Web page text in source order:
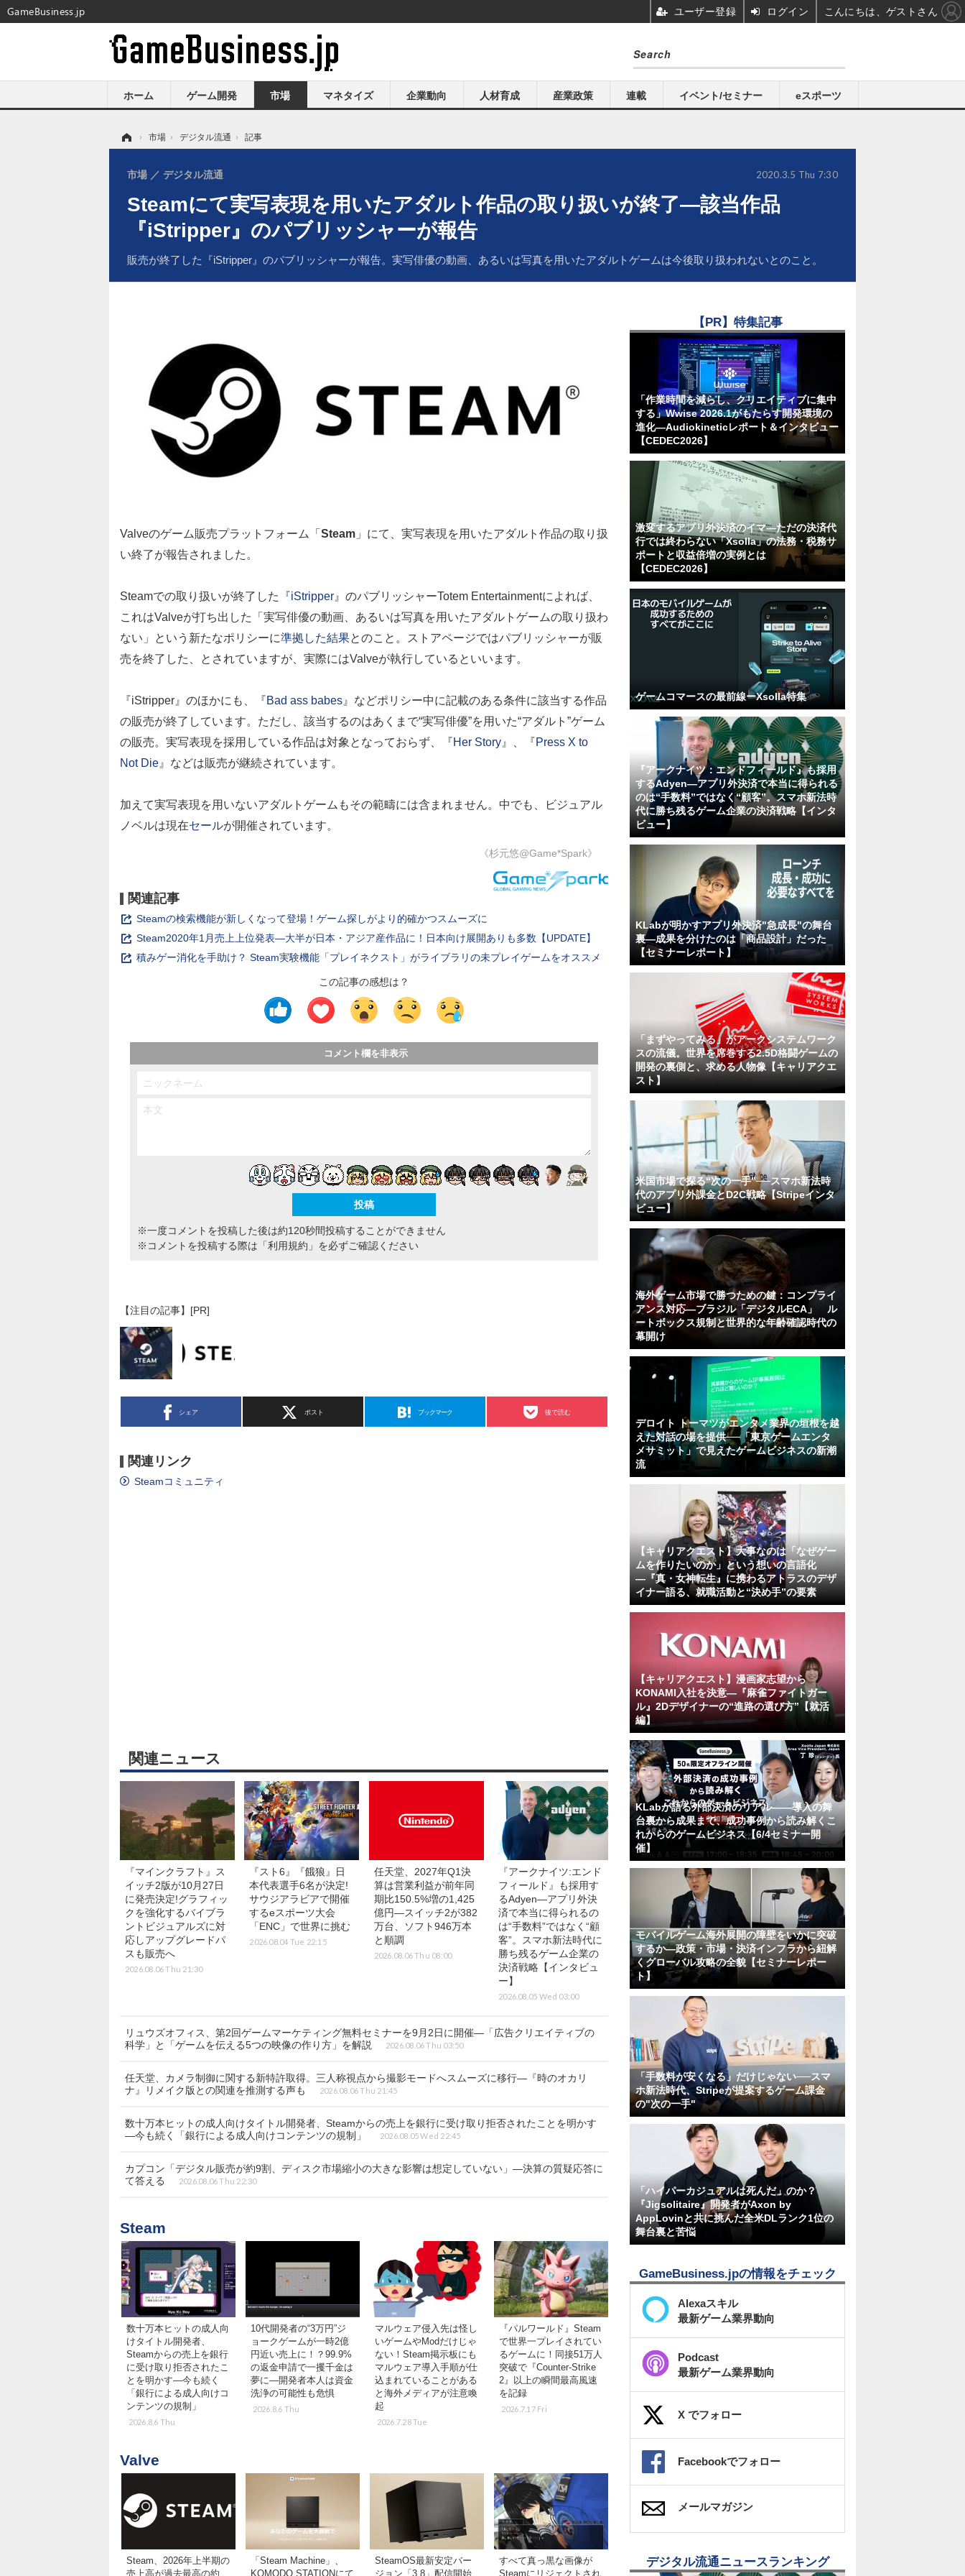
ホーム ゲーム開発 市場 マネタイズ 企業動向 人材育成 産業政策 連載 イベント/セミナー eスポーツ
› 市場 › デジタル流通 › 記事
Steamにて実写表現を用いたアダルト作品の取り扱いが終了―該当作品
『iStripper』のパブリッシャーが報告
販売が終了した『iStripper』のパブリッシャーが報告。実写俳優の動画、あるいは写真を用いたアダルトゲームは今後取り扱われないとのこと。
市場 デジタル流通 2020.3.5 Thu 7:30
Valveのゲーム販売プラットフォーム「Steam 」にて、実写表現を用いたアダルト作品の取り扱
い終了が報告されました。
Steamでの取り扱いが終了した『iStripper 』のパブリッシャーTotem Entertainmentによれば、
これはValveが打ち出した「実写俳優の動画、あるいは写真を用いたアダルトゲームの取り扱わ
ない」という新たなポリシーに準拠した結果とのこと。ストアページではパブリッシャーが販
売を終了した、とされていますが、実際にはValveが執行しているといいます。
『iStripper』のほかにも、『Bad ass babes 』などポリシー中に記載のある条件に該当する作品
の販売が終了しています。ただし、該当するのはあくまで“実写俳優”を用いた“アダルト”ゲーム
の販売。実写表現を採用している作品は対象となっておらず、『Her Story 』、『Press X to
Not Die 』などは販売が継続されています。
加えて実写表現を用いないアダルトゲームもその範疇には含まれません。中でも、ビジュアル
ノベルは現在セールが開催されています。
《杉元悠@Game*Spark》
関連記事
Steamの検索機能が新しくなって登場！ゲーム探しがより的確かつスムーズに
Steam2020年1月売上上位発表―大半が日本・アジア産作品に！日本向け展開ありも多数【UPDATE】
積みゲー消化を手助け？ Steam実験機能「プレイネクスト」がライブラリの未プレイゲームをオススメ
この記事の感想は？
コメント欄を非表示
※一度コメントを投稿した後は約120秒間投稿することができません
※コメントを投稿する際は 「利用規約」 を必ずご確認ください
【注目の記事】[PR]
シェア ポスト ブックマーク 後で読む
関連リンク
Steamコミュニティ
関連ニュース
『マインクラフト』ス
イッチ2版が10月27日
に発売決定!グラフィッ
クを強化するバイブラ
ントビジュアルズに対
応しアップグレードパ
スも販売へ
2026.08.06 Thu 21:30
『スト6』『餓狼』日
本代表選手6名が決定!
サウジアラビアで開催
するeスポーツ大会
「ENC」で世界に挑む
2026.08.04 Tue 22:15
任天堂、2027年Q1決
算は営業利益が前年同
期比150.5%増の1,425
億円―スイッチ2が382
万台、ソフト946万本
と順調
2026.08.06 Thu 08:00
『アークナイツ:エンド
フィールド』も採用す
るAdyen―アプリ外決
済で本当に得られるの
は“手数料”ではなく“顧
客”。スマホ新法時代に
勝ち残るゲーム企業の
決済戦略【インタビュ
ー】
2026.08.05 Wed 03:00
リュウズオフィス、第2回ゲームマーケティング無料セミナーを9月2日に開催―「広告クリエイティブの
科学」と「ゲームを伝える5つの映像の作り方」を解説
2026.08.06 Thu 03:50
任天堂、カメラ制御に関する新特許取得。三人称視点から撮影モードへスムーズに移行―『時のオカリ
ナ』リメイク版との関連を推測する声も
2026.08.06 Thu 21:45
数十万本ヒットの成人向けタイトル開発者、Steamからの売上を銀行に受け取り拒否されたことを明かす
―今も続く「銀行による成人向けコンテンツの規制」
2026.08.05 Wed 22:45
カプコン「デジタル販売が約9割、ディスク市場縮小の大きな影響は想定していない」―決算の質疑応答に
て答える
2026.08.06 Thu 22:30
Steam
数十万本ヒットの成人向
けタイトル開発者、
Steamからの売上を銀行
に受け取り拒否されたこ
とを明かす―今も続く
「銀行による成人向けコ
ンテンツの規制」
2026.8.6 Thu
10代開発者の“3万円”ジ
ョークゲームが一時2億
円近い売上に！？99.9%
の返金申請で一攫千金は
夢に―開発者本人は資金
洗浄の可能性も危惧
2026.8.6 Thu
マルウェア侵入先は怪し
いゲームやModだけじゃ
ない！Steam掲示板にも
マルウェア導入手順が仕
込まれていることがある
と海外メディアが注意喚
起
2026.7.28 Tue
『パルワールド』Steam
で世界一プレイされてい
るゲームに！同接51万人
突破で『Counter-Strike
2』以上の瞬間最高風速
を記録
2026.7.17 Fri
Valve
Steam、2026年上半期の
売上高が過去最高の約
「Steam Machine」、
KOMODO STATIONにて
SteamOS最新安定バー
ジョン「3.8」配信開始
すべて真っ黒な画像が
Steamにリジェクトされ
【PR】特集記事
「作業時間を減らし、クリエイティブに集中
する」Wwise 2026.1がもたらす開発環境の
進化―Audiokineticレポート＆インタビュー
【CEDEC2026】
激変するアプリ外決済のイマ―ただの決済代
行では終わらない「Xsolla」の法務・税務サ
ポートと収益倍増の実例とは
【CEDEC2026】
ゲームコマースの最前線ーXsolla特集
『アークナイツ：エンドフィールド』も採用
するAdyen―アプリ外決済で本当に得られる
のは“手数料”ではなく“顧客”。スマホ新法時
代に勝ち残るゲーム企業の決済戦略【インタ
ビュー】
KLabが明かすアプリ外決済"急成長"の舞台
裏―成果を分けたのは「商品設計」だった
【セミナーレポート】
「まずやってみる」がアークシステムワーク
スの流儀。世界を席巻する2.5D格闘ゲームの
開発の裏側と、求める人物像【キャリアクエ
スト】
米国市場で探る“次の一手”──スマホ新法時
代のアプリ外課金とD2C戦略【Stripeインタ
ビュー】
海外ゲーム市場で勝つための鍵：コンプライ
アンス対応—ブラジル「デジタルECA」 ル
ートボックス規制と世界的な年齢確認時代の
幕開け
デロイト トーマツがエンタメ業界の垣根を越
えた対話の場を提供──「東京ゲームエンタ
メサミット」で見えたゲームビジネスの新潮
流
【キャリアクエスト】大事なのは「なぜゲー
ムを作りたいのか」という想いの言語化
―『真・女神転生』に携わるアトラスのデザ
イナー語る、就職活動と“決め手”の要素
【キャリアクエスト】漫画家志望から
KONAMI入社を決意―『麻雀ファイトガー
ル』2Dデザイナーの“進路の選び方”【就活
編】
KLabが語る外部決済のリアル――導入の舞
台裏から成果まで、成功事例から読み解くこ
れからのゲームビジネス【6/4セミナー開
催】
モバイルゲーム海外展開の障壁をいかに突破
するか―政策・市場・決済インフラから紐解
くグローバル攻略の全貌【セミナーレポー
ト】
「手数料が安くなる」だけじゃない──スマ
ホ新法時代、Stripeが提案するゲーム課金
の"次の一手"
「ハイパーカジュアルは死んだ」のか？
『Jigsolitaire』開発者がAxon by
AppLovinと共に挑んだ全米DLランク1位の
舞台裏と苦悩
GameBusiness.jpの情報をチェック
Alexaスキル
最新ゲーム業界動向
Podcast
最新ゲーム業界動向
X でフォロー
Facebookでフォロー
メールマガジン
デジタル流通ニュースランキング
GameBusiness.jp ユーザー登録 ログイン こんにちは、ゲストさん